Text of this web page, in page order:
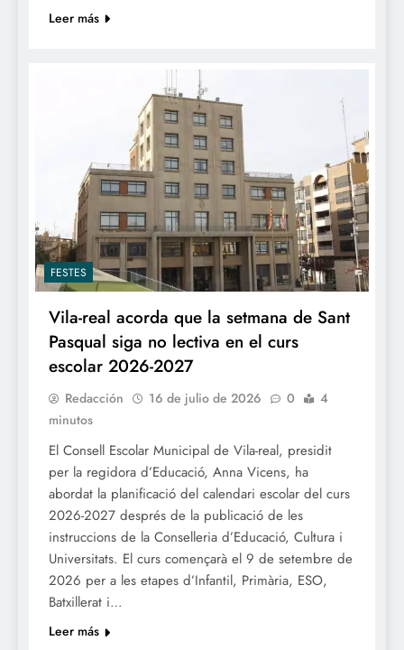
Leer más
FESTES
Vila-real acorda que la setmana de Sant
Pasqual siga no lectiva en el curs
escolar 2026-2027
Redacción 16 de julio de 2026 0
4
minutos
El Consell Escolar Municipal de Vila-real, presidit
per la regidora d’Educació, Anna Vicens, ha
abordat la planificació del calendari escolar del curs
2026-2027 després de la publicació de les
instruccions de la Conselleria d’Educació, Cultura i
Universitats. El curs començarà el 9 de setembre de
2026 per a les etapes d’Infantil, Primària, ESO,
Batxillerat i…
Leer más